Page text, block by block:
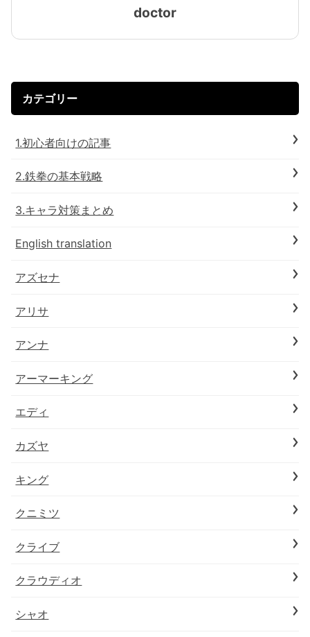
doctor
カテゴリー
1.初心者向けの記事
2.鉄拳の基本戦略
3.キャラ対策まとめ
English translation
アズセナ
アリサ
アンナ
アーマーキング
エディ
カズヤ
キング
クニミツ
クライブ
クラウディオ
シャオ